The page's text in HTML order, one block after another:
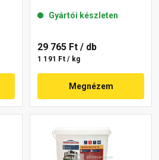
Gyártói készleten
29 765 Ft / db
1 191 Ft / kg
Megnézem